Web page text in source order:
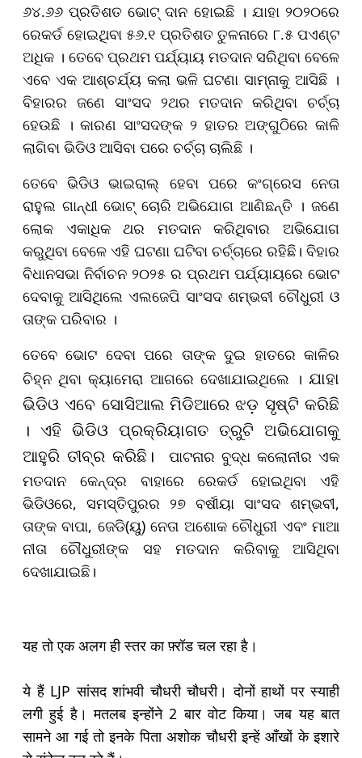
୬୪.୬୬ ପ୍ରତିଶତ ଭୋଟ୍ ଦାନ ହୋଇଛି । ଯାହା ୨୦୨୦ରେ
ରେକର୍ଡ ହୋଇଥିବା ୫୬.୧ ପ୍ରତିଶତ ତୁଳନାରେ ୮.୫ ପଏଣ୍ଟ
ଅଧିକ । ତେବେ ପ୍ରଥମ ପର୍ଯ୍ୟାୟ ମତଦାନ ସରିଥିବା ବେଳେ
ଏବେ ଏକ ଆଶ୍ଚର୍ଯ୍ୟ କଲା ଭଳି ଘଟଣା ସାମ୍ନାକୁ ଆସିଛି ।
ବିହାରର ଜଣେ ସାଂସଦ ୨ଥର ମତଦାନ କରିଥିବା ଚର୍ଚ୍ଚା
ହେଉଛି । କାରଣ ସାଂସଦଙ୍କ ୨ ହାତର ଅଙ୍ଗୁଠିରେ କାଳି
ଲାଗିବା ଭିଡିଓ ଆସିବା ପରେ ଚର୍ଚ୍ଚା ଚାଲିଛି ।
ତେବେ ଭିଡିଓ ଭାଇରାଲ୍ ହେବା ପରେ କଂଗ୍ରେସ ନେତା
ରାହୁଲ ଗାନ୍ଧୀ ଭୋଟ୍ ଚୋରି ଅଭିଯୋଗ ଆଣିଛନ୍ତି । ଜଣେ
ଲୋକ ଏକାଧିକ ଥର ମତଦାନ କରିଥିବାର ଅଭିଯୋଗ
କରୁଥିବା ବେଳେ ଏହି ଘଟଣା ଘଟିବା ଚର୍ଚ୍ଚାରେ ରହିଛି। ବିହାର
ବିଧାନସଭା ନିର୍ବାଚନ ୨୦୨୫ ର ପ୍ରଥମ ପର୍ଯ୍ୟାୟରେ ଭୋଟ
ଦେବାକୁ ଆସିଥିଲେ ଏଲଜେପି ସାଂସଦ ଶମ୍ଭବୀ ଚୌଧୁରୀ ଓ
ତାଙ୍କ ପରିବାର ।
ତେବେ ଭୋଟ ଦେବା ପରେ ତାଙ୍କ ଦୁଇ ହାତରେ କାଳିର
ଚିହ୍ନ ଥିବା କ୍ୟାମେରା ଆଗରେ ଦେଖାଯାଇଥିଲେ । ଯାହା
ଭିଡିଓ ଏବେ ସୋସିଆଲ ମିଡିଆରେ ଝଡ଼ ସୃଷ୍ଟି କରିଛି
। ଏହି ଭିଡିଓ ପ୍ରକ୍ରିୟାଗତ ତ୍ରୁଟି ଅଭିଯୋଗକୁ
ଆହୁରି ତୀବ୍ର କରିଛି।
ପାଟନାର ବୁଦ୍ଧ କଲୋନୀର ଏକ
ମତଦାନ କେନ୍ଦ୍ର ବାହାରେ ରେକର୍ଡ ହୋଇଥିବା ଏହି
ଭିଡିଓରେ, ସମସ୍ତିପୁରର ୨୭ ବର୍ଷୀୟା ସାଂସଦ ଶମ୍ଭବୀ,
ତାଙ୍କ ବାପା, ଜେଡି(ୟୁ) ନେତା ଅଶୋକ ଚୌଧୁରୀ ଏବଂ ମାଆ
ନୀତା ଚୌଧୁରୀଙ୍କ ସହ ମତଦାନ କରିବାକୁ ଆସିଥିବା
ଦେଖାଯାଇଛି।
यह तो एक अलग ही स्तर का फ़्रॉड चल रहा है।
ये हैं LJP सांसद शांभवी चौधरी चौधरी। दोनों हाथों पर स्याही
लगी हुई है। मतलब इन्होंने 2 बार वोट किया। जब यह बात
सामने आ गई तो इनके पिता अशोक चौधरी इन्हें आँखों के इशारे